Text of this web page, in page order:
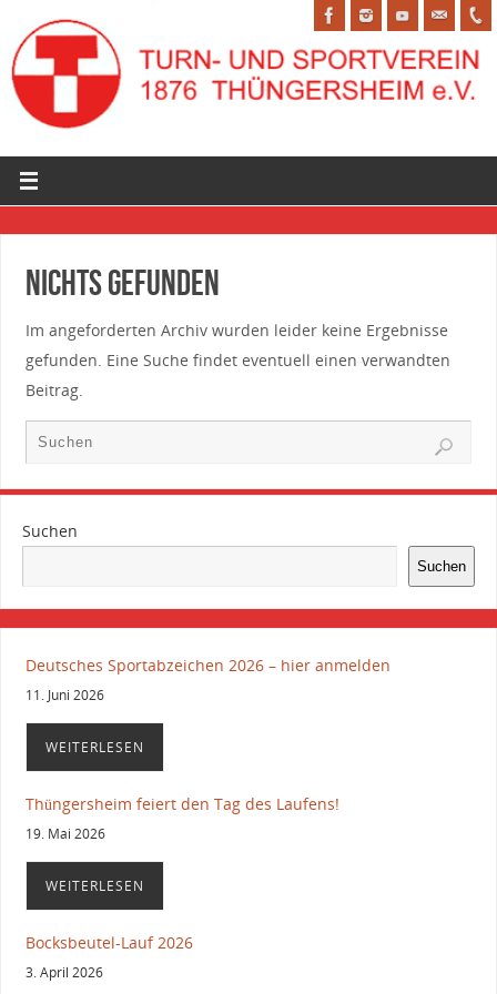
Nichts gefunden
Im angeforderten Archiv wurden leider keine Ergebnisse
gefunden. Eine Suche findet eventuell einen verwandten
Beitrag.
Suchen
Suchen
Deutsches Sportabzeichen 2026 – hier anmelden
11. Juni 2026
WEITERLESEN
Thüngersheim feiert den Tag des Laufens!
19. Mai 2026
WEITERLESEN
Bocksbeutel-Lauf 2026
3. April 2026